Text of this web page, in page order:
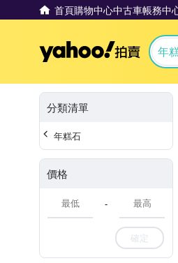
首頁購物中心中古車帳務中
Yahoo
年
分類清單
年糕石
價格
-
確定